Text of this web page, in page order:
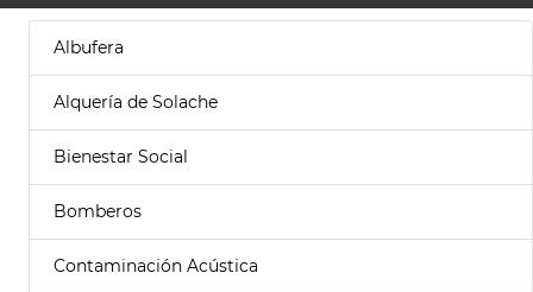
Albufera
Alquería de Solache
Bienestar Social
Bomberos
Contaminación Acústica